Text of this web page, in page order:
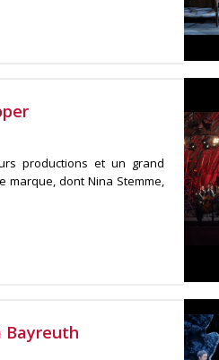
productions et un grand
marque, dont Nina Stemme,
Bayreuth